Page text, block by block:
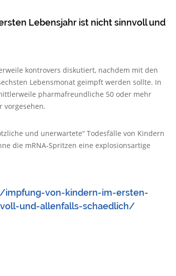
Lebensjahr ist nicht sinnvoll und
kontrovers diskutiert, nachdem mit den
Lebensmonat geimpft werden sollte. In
pharmafreundliche 50 oder mehr
vorgesehen.
und unerwartete“ Todesfälle von Kindern
die mRNA-Spritzen eine explosionsartige
von-kindern-im-ersten-
und-allenfalls-schaedlich/